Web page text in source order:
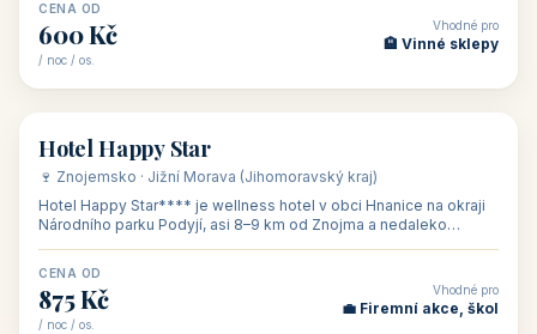
CENA OD
600 Kč
/ noc / os.
Vhodné pro
🏨 Vinné sklepy
🏨 hotel
Hotel Happy Star
🍷 Znojemsko · Jižní Morava (Jihomoravský kraj)
Hotel Happy Star**** je wellness hotel v obci Hnanice na okraji
Národního parku Podyjí, asi 8–9 km od Znojma a nedaleko
CENA OD
875 Kč
/ noc / os.
Vhodné pro
💼 Firemní akce, škol